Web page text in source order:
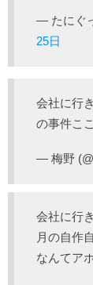
— たにぐ
25日
会社に行
の事件こ
— 梅野
会社に行
月の自作
なんてア